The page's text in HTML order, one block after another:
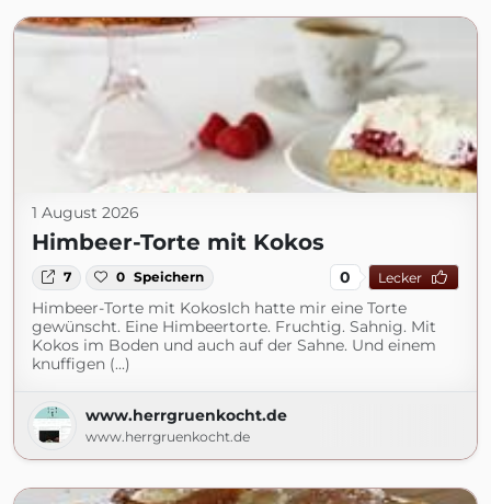
1 August 2026
Himbeer-Torte mit Kokos
7 0 Speichern 0 Lecker
Himbeer-Torte mit KokosIch hatte mir eine Torte
gewünscht. Eine Himbeertorte. Fruchtig. Sahnig. Mit
Kokos im Boden und auch auf der Sahne. Und einem
knuffigen (...)
www.herrgruenkocht.de
www.herrgruenkocht.de